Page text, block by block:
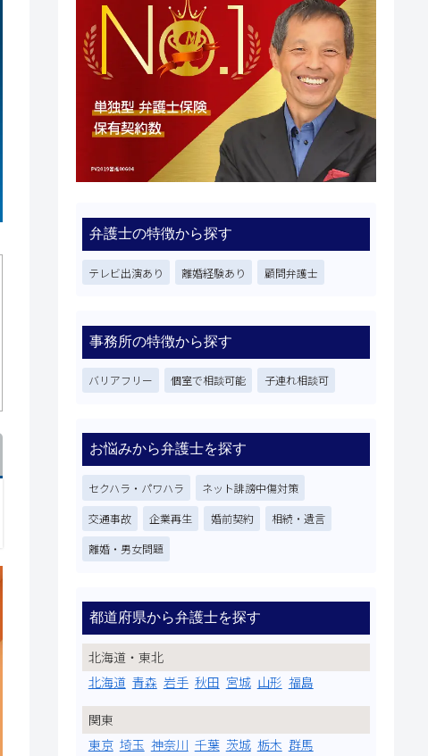
弁護士の特徴から探す
テレビ出演あり 離婚経験あり 顧問弁護士
事務所の特徴から探す
バリアフリー 個室で相談可能 子連れ相談可
お悩みから弁護士を探す
セクハラ・パワハラ ネット誹謗中傷対策
交通事故 企業再生 婚前契約 相続・遺言
離婚・男女問題
都道府県から弁護士を探す
北海道・東北
北海道 青森 岩手 秋田 宮城 山形 福島
関東
東京 埼玉 神奈川 千葉 茨城 栃木 群馬